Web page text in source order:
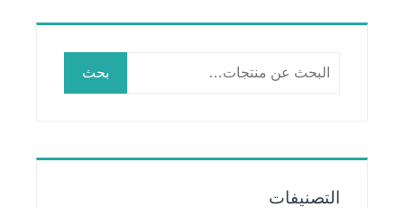
بحث
التصنيفات